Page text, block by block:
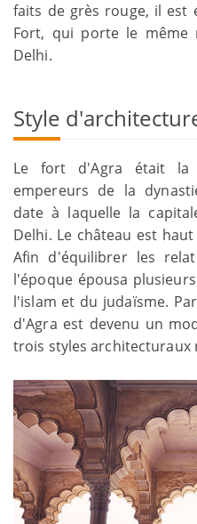
faits de grès rouge, il est
Fort, qui porte le même
Delhi.
Style
Le fort d'Agra était la
empereurs de la
date à laquelle la
Delhi. Le château est
Afin d'équilibrer les
l'époque épousa
l'islam et du judaïsme.
d'Agra est devenu un
trois styles architecturaux